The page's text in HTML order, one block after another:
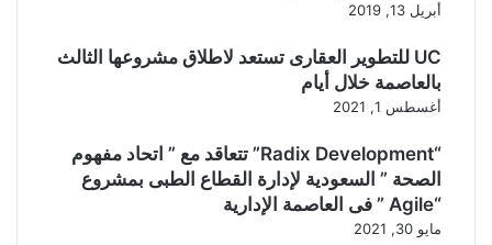
أبريل 13, 2019
UC للتطوير العقارى تستعد لاطلاق مشروعها الثالث
بالعاصمة خلال أيام
أغسطس 1, 2021
“Radix Development” تتعاقد مع ” اتحاد مفهوم
الصحة ” السعودية لإدارة القطاع الطبى بمشروع
“Agile ” فى العاصمة الإدارية
مايو 30, 2021